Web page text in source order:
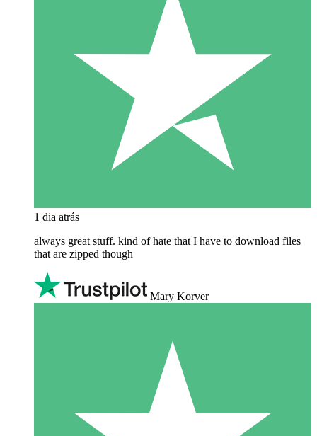
1 dia atrás
always great stuff. kind of hate that I have to download files
that are zipped though
Mary Korver